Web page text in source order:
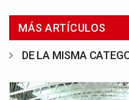
MÁS ARTÍCULOS
DE LA MISMA